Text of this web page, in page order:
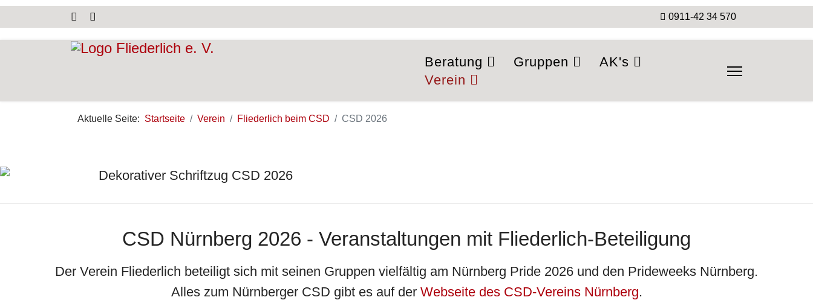
0911-42 34 570
Beratung Gruppen
AK's
Verein
Aktuelle Seite: Startseite Verein Fliederlich beim CSD CSD 2026
CSD Nürnberg 2026 - Veranstaltungen mit Fliederlich-Beteiligung
Der Verein Fliederlich beteiligt sich mit seinen Gruppen vielfältig am Nürnberg Pride 2026 und den Prideweeks Nürnberg.
Alles zum Nürnberger CSD gibt es auf der Webseite des CSD-Vereins Nürnberg.